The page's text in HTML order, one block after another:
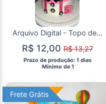
Arquivo Digital - Topo de Bolo a Poderosa Chefinha
R$ 12,00R$ 13,27
Prazo de produção: 1 dias
  Mínimo de 1
Frete Grátis
Frete Grátis